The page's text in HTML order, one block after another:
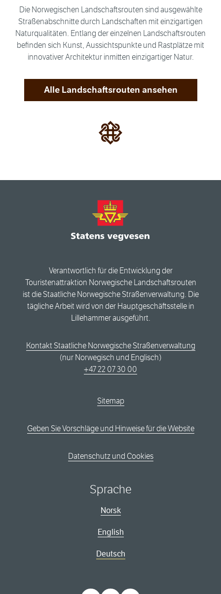
Die Norwegischen Landschaftsrouten sind ausgewählte
Straßenabschnitte durch Landschaften mit einzigartigen
Naturqualitäten. Entlang der einzelnen Landschaftsrouten
befinden sich Kunst, Aussichtspunkte und Rastplätze mit
innovativer Architektur inmitten einzigartiger Natur.
Alle Landschaftsrouten ansehen
Verantwortlich für die Entwicklung der
Touristenattraktion Norwegische Landschaftsrouten
ist die Staatliche Norwegische Straßenverwaltung. Die
tägliche Arbeit wird von der Hauptgeschäftsstelle in
Lillehammer ausgeführt.
Kontakt Staatliche Norwegische Straßenverwaltung
(nur Norwegisch und Englisch)
+47 22 07 30 00
Sitemap
Geben Sie Vorschläge und Hinweise für die Website
Datenschutz und Cookies
Sprache
Norsk
English
Deutsch